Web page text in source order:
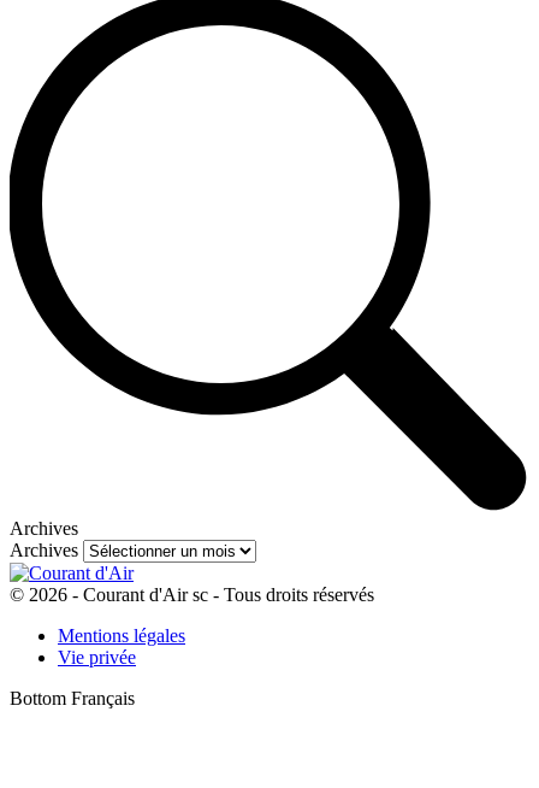
Archives
Archives
© 2026 - Courant d'Air sc - Tous droits réservés
Mentions légales
Vie privée
Bottom Français